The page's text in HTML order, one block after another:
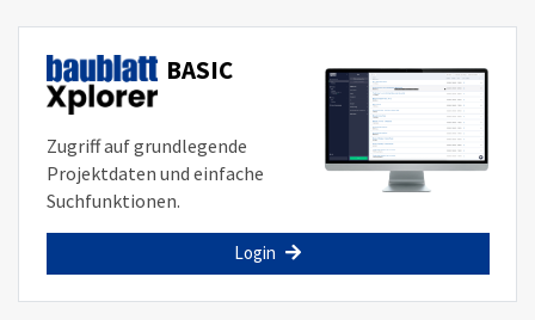
BASIC
Zugriff auf grundlegende
Projektdaten und einfache
Suchfunktionen.
Login